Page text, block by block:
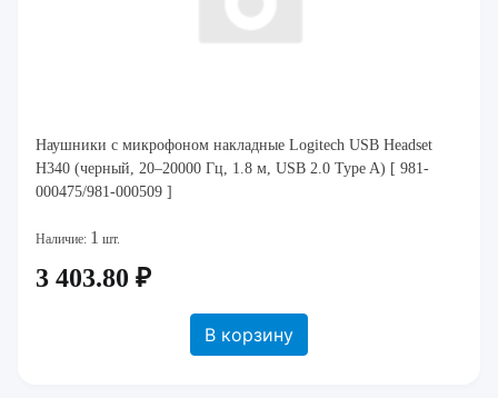
Наушники с микрофоном накладные Logitech USB Headset
H340 (черный, 20–20000 Гц, 1.8 м, USB 2.0 Type A) [ 981-
000475/981-000509 ]
Наличие: 1 шт.
3 403.80 ₽
В корзину